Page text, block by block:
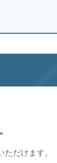
だけます。